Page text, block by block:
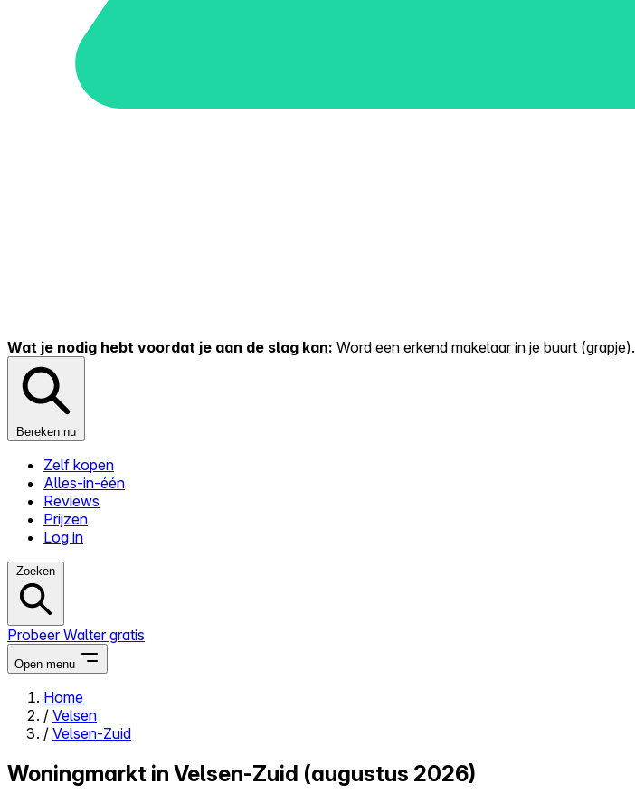
Wat je nodig hebt voordat je aan de slag kan: Word een erkend makelaar in je buurt (grapje).
Bereken nu
Zelf kopen
Alles-in-één
Reviews
Prijzen
Log in
Zoeken
Probeer Walter gratis
Open menu
Close menu
Home
/ Velsen
/ Velsen-Zuid
Woningmarkt in Velsen-Zuid (augustus 2026)